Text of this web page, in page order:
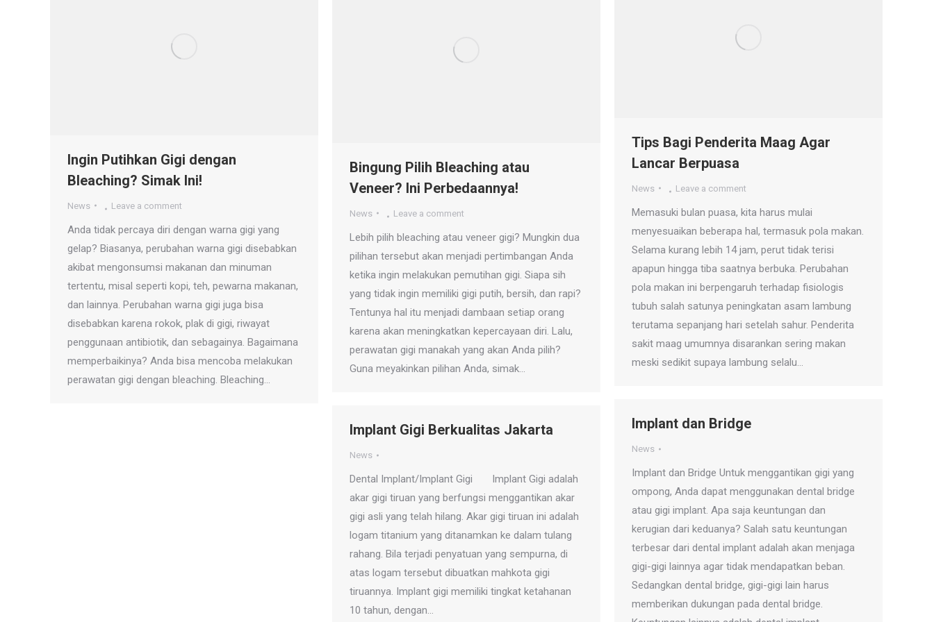
Ingin Putihkan Gigi dengan
Bleaching? Simak Ini!
News Leave a comment
Anda tidak percaya diri dengan warna gigi yang
gelap? Biasanya, perubahan warna gigi disebabkan
akibat mengonsumsi makanan dan minuman
tertentu, misal seperti kopi, teh, pewarna makanan,
dan lainnya. Perubahan warna gigi juga bisa
disebabkan karena rokok, plak di gigi, riwayat
penggunaan antibiotik, dan sebagainya. Bagaimana
memperbaikinya? Anda bisa mencoba melakukan
perawatan gigi dengan bleaching. Bleaching…
Bingung Pilih Bleaching atau
Veneer? Ini Perbedaannya!
News Leave a comment
Lebih pilih bleaching atau veneer gigi? Mungkin dua
pilihan tersebut akan menjadi pertimbangan Anda
ketika ingin melakukan pemutihan gigi. Siapa sih
yang tidak ingin memiliki gigi putih, bersih, dan rapi?
Tentunya hal itu menjadi dambaan setiap orang
karena akan meningkatkan kepercayaan diri. Lalu,
perawatan gigi manakah yang akan Anda pilih?
Guna meyakinkan pilihan Anda, simak…
Tips Bagi Penderita Maag Agar
Lancar Berpuasa
News Leave a comment
Memasuki bulan puasa, kita harus mulai
menyesuaikan beberapa hal, termasuk pola makan.
Selama kurang lebih 14 jam, perut tidak terisi
apapun hingga tiba saatnya berbuka. Perubahan
pola makan ini berpengaruh terhadap fisiologis
tubuh salah satunya peningkatan asam lambung
terutama sepanjang hari setelah sahur. Penderita
sakit maag umumnya disarankan sering makan
meski sedikit supaya lambung selalu…
Implant dan Bridge
News
Implant dan Bridge Untuk menggantikan gigi yang
ompong, Anda dapat menggunakan dental bridge
atau gigi implant. Apa saja keuntungan dan
kerugian dari keduanya? Salah satu keuntungan
terbesar dari dental implant adalah akan menjaga
gigi-gigi lainnya agar tidak mendapatkan beban.
Sedangkan dental bridge, gigi-gigi lain harus
memberikan dukungan pada dental bridge.
Implant Gigi Berkualitas Jakarta
News
Dental Implant/Implant Gigi Implant Gigi adalah
akar gigi tiruan yang berfungsi menggantikan akar
gigi asli yang telah hilang. Akar gigi tiruan ini adalah
logam titanium yang ditanamkan ke dalam tulang
rahang. Bila terjadi penyatuan yang sempurna, di
atas logam tersebut dibuatkan mahkota gigi
tiruannya. Implant gigi memiliki tingkat ketahanan
10 tahun, dengan…